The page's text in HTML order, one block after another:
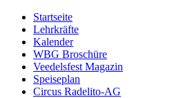
Startseite
Lehrkräfte
Kalender
WBG Broschüre
Veedelsfest Magazin
Speiseplan
Circus Radelito-AG